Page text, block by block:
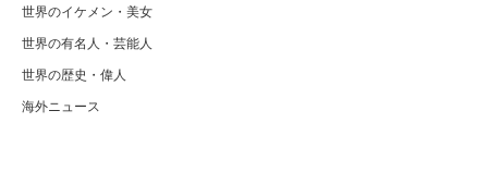
世界のイケメン・美女
世界の有名人・芸能人
世界の歴史・偉人
海外ニュース